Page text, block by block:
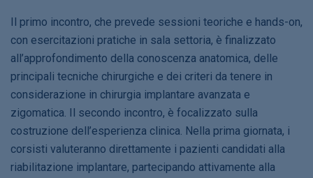
Il primo incontro, che prevede sessioni teoriche e hands-on,
con esercitazioni pratiche in sala settoria, è finalizzato
all’approfondimento della conoscenza anatomica, delle
principali tecniche chirurgiche e dei criteri da tenere in
considerazione in chirurgia implantare avanzata e
zigomatica. Il secondo incontro, è focalizzato sulla
costruzione dell’esperienza clinica. Nella prima giornata, i
corsisti valuteranno direttamente i pazienti candidati alla
riabilitazione implantare, partecipando attivamente alla